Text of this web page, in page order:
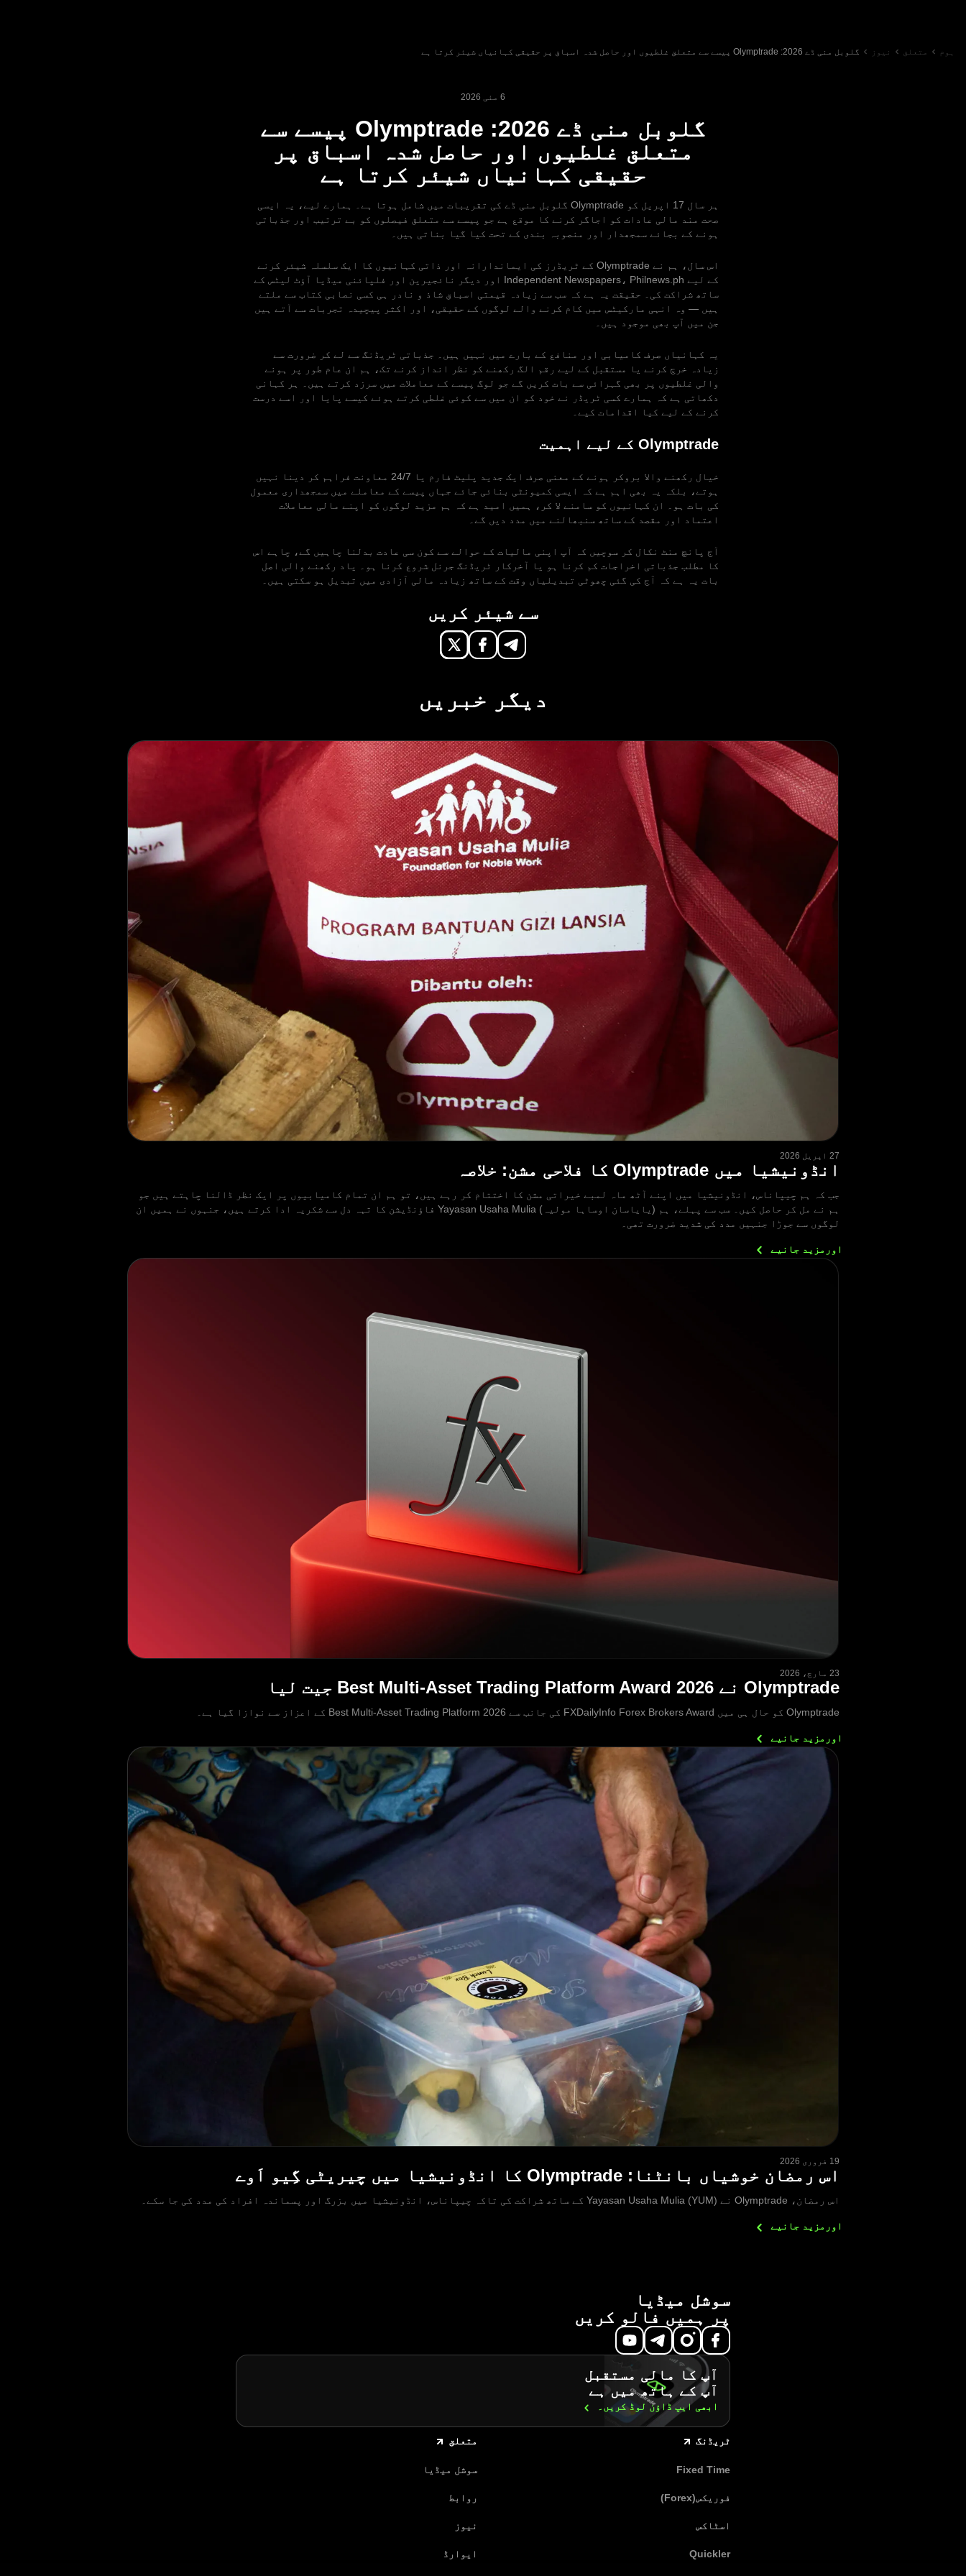
ہوم متعلق نیوز گلوبل منی ڈے 2026: Olymptrade پیسے سے متعلق غلطیوں اور حاصل شدہ اسباق پر حقیقی کہانیاں شیئر کرتا ہے
6 مئی 2026
گلوبل منی ڈے 2026: Olymptrade پیسے سے
متعلق غلطیوں اور حاصل شدہ اسباق پر
حقیقی کہانیاں شیئر کرتا ہے
ہر سال 17 اپریل کو Olymptrade گلوبل منی ڈے کی تقریبات میں شامل ہوتا ہے۔ ہمارے لیے، یہ ایسی
صحت مند مالی عادات کو اجاگر کرنے کا موقع ہے جو پیسے سے متعلق فیصلوں کو بے ترتیب اور جذباتی
ہونے کے بجائے سمجھدار اور منصوبہ بندی کے تحت کیا گیا بناتی ہیں۔
اس سال، ہم نے Olymptrade کے ٹریڈرز کی ایماندارانہ اور ذاتی کہانیوں کا ایک سلسلہ شیئر کرنے
کے لیے Independent Newspapers، Philnews.ph اور دیگر نائجیرین اور فلپائنی میڈیا آؤٹ لیٹس کے
ساتھ شراکت کی۔ حقیقت یہ ہے کہ سب سے زیادہ قیمتی اسباق شاذ و نادر ہی کسی نصابی کتاب سے ملتے
ہیں — وہ انہی مارکیٹس میں کام کرنے والے لوگوں کے حقیقی، اور اکثر پیچیدہ تجربات سے آتے ہیں
جن میں آپ بھی موجود ہیں۔
یہ کہانیاں صرف کامیابی اور منافع کے بارے میں نہیں ہیں۔ جذباتی ٹریڈنگ سے لے کر ضرورت سے
زیادہ خرچ کرنے یا مستقبل کے لیے رقم الگ رکھنے کو نظر انداز کرنے تک، ہم ان عام طور پر ہونے
والی غلطیوں پر بھی گہرائی سے بات کریں گے جو لوگ پیسے کے معاملات میں سرزد کرتے ہیں۔ ہر کہانی
دکھاتی ہے کہ ہمارے کسی ٹریڈر نے خود کو ان میں سے کوئی غلطی کرتے ہوئے کیسے پایا اور اسے درست
کرنے کے لیے کیا اقدامات کیے۔
Olymptrade کے لیے اہمیت
خیال رکھنے والا بروکر ہونے کے معنی صرف ایک جدید پلیٹ فارم یا 24/7 معاونت فراہم کر دینا نہیں
ہوتے، بلکہ یہ بھی اہم ہے کہ ایسی کمیونٹی بنائی جائے جہاں پیسے کے معاملے میں سمجھداری معمول
کی بات ہو۔ ان کہانیوں کو سامنے لا کر، ہمیں امید ہے کہ ہم مزید لوگوں کو اپنے مالی معاملات
اعتماد اور مقصد کے ساتھ سنبھالنے میں مدد دیں گے۔
آج پانچ منٹ نکال کر سوچیں کہ آپ اپنی مالیات کے حوالے سے کون سی عادت بدلنا چاہیں گے، چاہے اس
کا مطلب جذباتی اخراجات کم کرنا ہو یا آخرکار ٹریڈنگ جرنل شروع کرنا ہو۔ یاد رکھنے والی اصل
بات یہ ہے کہ آج کی گئی چھوٹی تبدیلیاں وقت کے ساتھ زیادہ مالی آزادی میں تبدیل ہو سکتی ہیں۔
سے شیئر کریں
دیگر خبریں
27 اپریل 2026
انڈونیشیا میں Olymptrade کا فلاحی مشن: خلاصہ
جب کہ ہم چیپاناس، انڈونیشیا میں اپنے آٹھ ماہ لمبے خیراتی مشن کا اختتام کر رہے ہیں، تو ہم ان تمام کامیابیوں پر ایک نظر ڈالنا چاہتے ہیں جو
ہم نے مل کر حاصل کیں۔ سب سے پہلے، ہم (یایاسان اوساہا مولیہ) Yayasan Usaha Mulia فاؤنڈیشن کا تہہ دل سے شکریہ ادا کرتے ہیں، جنہوں نے ہمیں ان
لوگوں سے جوڑا جنہیں مدد کی شدید ضرورت تھی۔
اورمزید جانیے
23 مارچ، 2026
Olymptrade نے Best Multi-Asset Trading Platform Award 2026 جیت لیا
Olymptrade کو حال ہی میں FXDailyInfo Forex Brokers Award کی جانب سے Best Multi-Asset Trading Platform 2026 کے اعزاز سے نوازا گیا ہے۔
اورمزید جانیے
19 فروری 2026
اس رمضان خوشیاں بانٹنا: Olymptrade کا انڈونیشیا میں چیریٹی گِیو اَوے
اس رمضان، Olymptrade نے Yayasan Usaha Mulia (YUM) کے ساتھ شراکت کی تاکہ چیپاناس، انڈونیشیا میں بزرگ اور پسماندہ افراد کی مدد کی جا سکے۔
اورمزید جانیے
سوشل میڈیا
پر ہمیں فالو کریں
آپ کا مالی مستقبل
آپ کے ہاتھ میں ہے
ابھی ایپ ڈاؤن لوڈکریں۔
ٹریڈنگ
Fixed Time
فوریکس(Forex)
اسٹاکس
Quickler
متعلق
سوشل میڈیا
روابط
نیوز
ایوارڈ